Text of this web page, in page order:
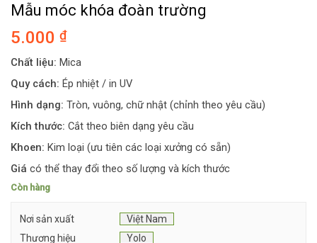
Mẫu móc khóa đoàn trường
5.000 ₫
Chất liệu: Mica
Quy cách: Ép nhiệt / in UV
Hình dạng: Tròn, vuông, chữ nhật (chỉnh theo yêu cầu)
Kích thước: Cắt theo biên dạng yêu cầu
Khoen: Kim loại (ưu tiên các loại xưởng có sẵn)
Giá có thể thay đổi theo số lượng và kích thước
Còn hàng
Nơi sản xuất
Việt Nam
Thương hiệu
Yolo